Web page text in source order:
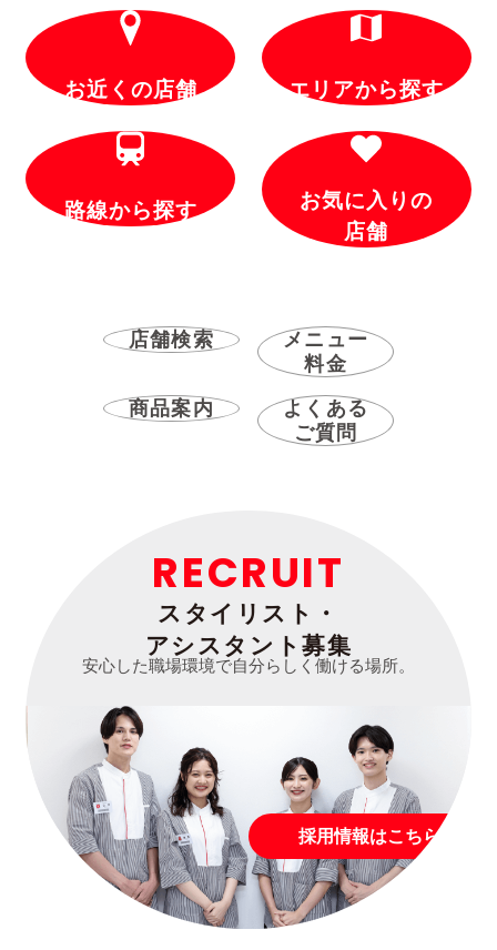
お近くの店舗 エリアから探す
路線から探す
お気に入りの
店舗
店舗検索
メニュー
料金
商品案内
よくある
ご質問
RECRUIT
スタイリスト・
アシスタント募集
安心した職場環境で自分らしく働ける場所。
採用情報はこちら